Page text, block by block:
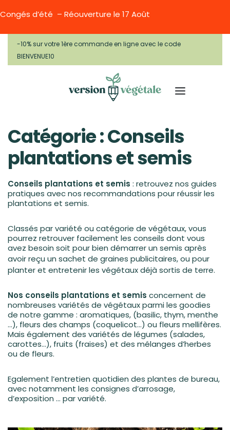
Congés d’été – Réouverture le 17 Août
-10% sur votre 1ère commande en ligne avec le code
BIENVENUE10
Catégorie :Conseils
plantations et semis
Conseils plantations et semis : retrouvez nos guides
pratiques avec nos recommandations pour réussir les
plantations et semis.
Classés par variété ou catégorie de végétaux, vous
pourrez retrouver facilement les conseils dont vous
avez besoin soit pour bien démarrer un semis après
avoir reçu un sachet de graines publicitaires, ou pour
planter et entretenir les végétaux déjà sortis de terre.
Nos conseils plantations et semis concernent de
nombreuses variétés de végétaux parmi les goodies
de notre gamme : aromatiques, (basilic, thym, menthe
…), fleurs des champs (coquelicot…) ou fleurs mellifères.
Mais également des variétés de légumes (salades,
carottes…), fruits (fraises) et des mélanges d’herbes
ou de fleurs.
Egalement l’entretien quotidien des plantes de bureau,
avec notamment les consignes d’arrosage,
d’exposition … par variété.